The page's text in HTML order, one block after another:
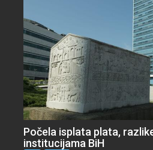
Počela isplata plata,
institucijama BiH